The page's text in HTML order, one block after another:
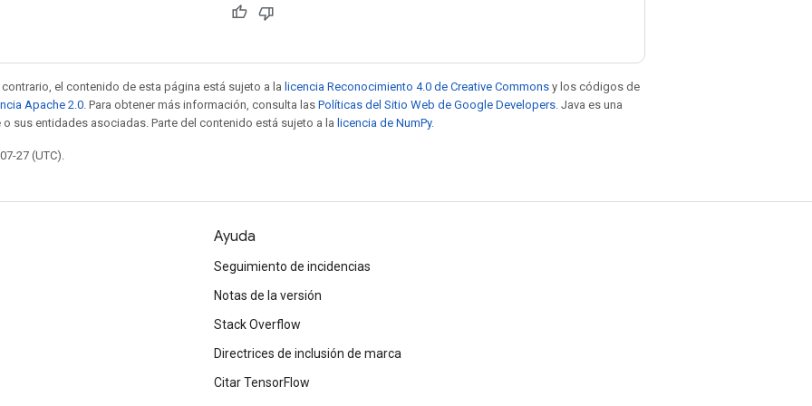
el contenido de esta página está sujeto a la licencia Reconocimiento 4.0 de Creative Commons y los códigos de
Apache 2.0 . Para obtener más información, consulta las Políticas del Sitio Web de Google Developers . Java es una
sus entidades asociadas. Parte del contenido está sujeto a la licencia de NumPy.
27 (UTC).
Ayuda
Seguimiento de incidencias
Notas de la versión
Stack Overflow
Directrices de inclusión de marca
Citar TensorFlow